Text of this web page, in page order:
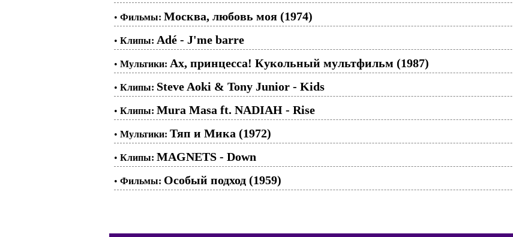
• Фильмы: Москва, любовь моя (1974)
• Клипы: Adé - J'me barre
• Мультики: Ах, принцесса! Кукольный мультфильм (1987)
• Клипы: Steve Aoki & Tony Junior - Kids
• Клипы: Mura Masa ft. NADIAH - Rise
• Мультики: Тяп и Мика (1972)
• Клипы: MAGNETS - Down
• Фильмы: Особый подход (1959)